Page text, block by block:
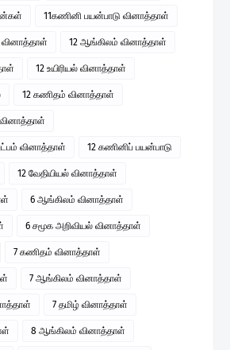
11கணினி பயன்பாடு வினாத்தாள்
வினாத்தாள் 12 ஆங்கிலம் வினாத்தாள்
12 உயிரியல் வினாத்தாள்
12 கணிதம் வினாத்தாள்
வினாத்தாள் 12 கணினிப் பயன்பாடு
12 வேதியியல் வினாத்தாள்
6 ஆங்கிலம் வினாத்தாள்
6 சமூக அறிவியல் வினாத்தாள்
7 கணிதம் வினாத்தாள்
7 ஆங்கிலம் வினாத்தாள்
7 தமிழ் வினாத்தாள்
8 ஆங்கிலம் வினாத்தாள்